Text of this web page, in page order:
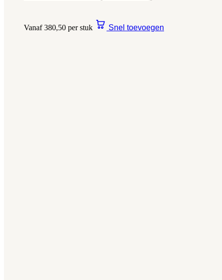
Vanaf 380,50 per stuk Snel toevoegen